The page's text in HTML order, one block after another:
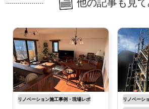
他の記事も見て
リノベーション施工事例・現場レポ リノベーシ